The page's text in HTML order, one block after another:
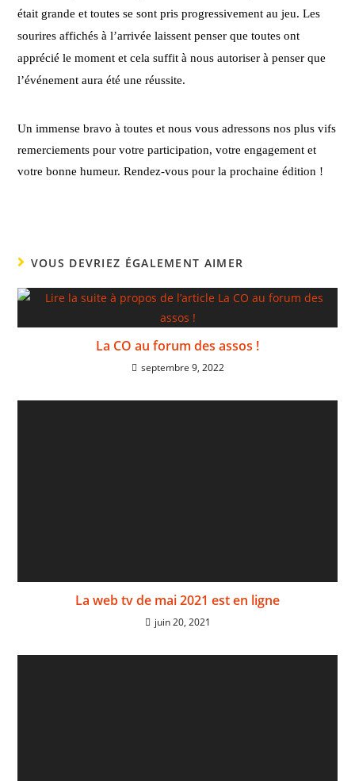
était grande et toutes se sont pris progressivement au jeu. Les
apprécié le moment et cela suffit à nous autoriser à penser que
l’événement aura été une réussite.
Un immense bravo à toutes et nous vous adressons nos plus vifs
remerciements pour votre participation, votre engagement et
votre bonne humeur. Rendez-vous pour la prochaine édition !
VOUS DEVRIEZ ÉGALEMENT AIMER
La CO au forum des assos !
septembre 9, 2022
La web tv de mai 2021 est en ligne
juin 20, 2021